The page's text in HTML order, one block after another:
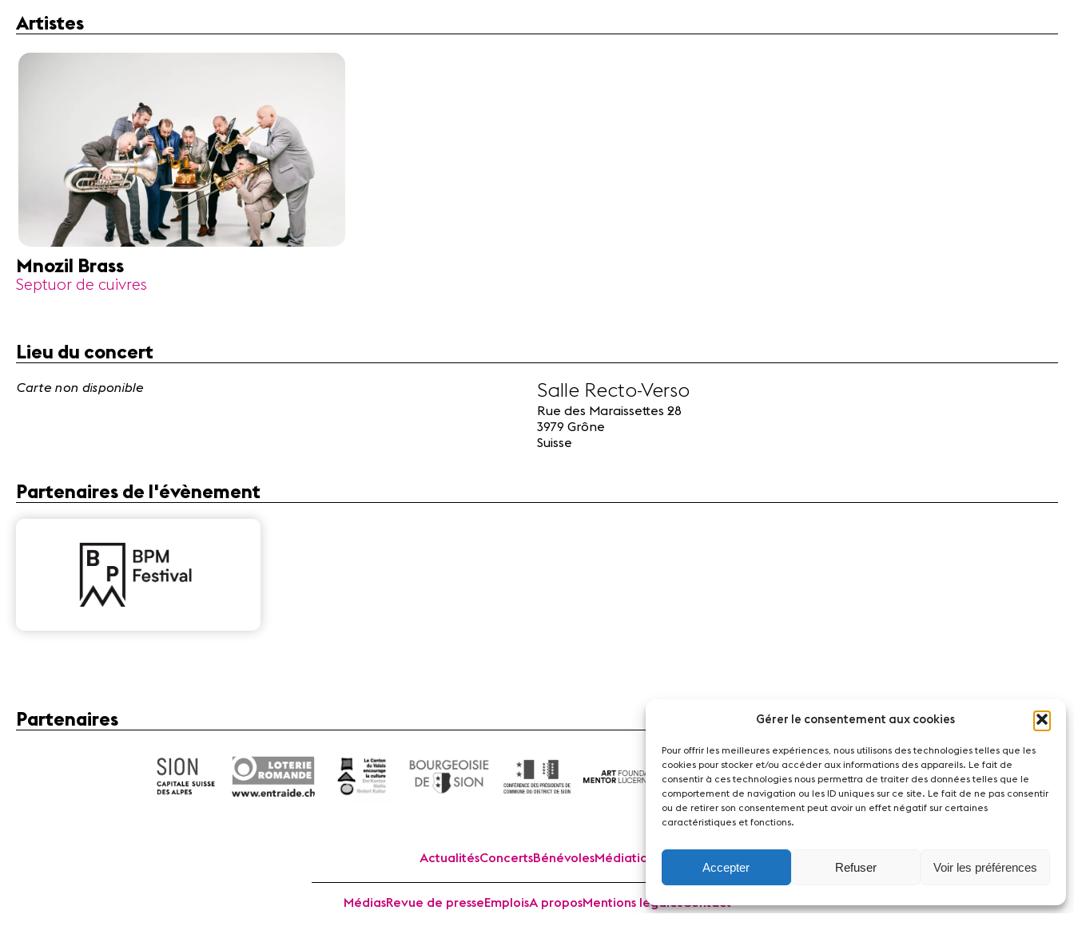
Gérer le consentement aux cookies
Pour offrir les meilleures expériences, nous utilisons des technologies telles que les
cookies pour stocker et/ou accéder aux informations des appareils. Le fait de
consentir à ces technologies nous permettra de traiter des données telles que le
comportement de navigation ou les ID uniques sur ce site. Le fait de ne pas consentir
ou de retirer son consentement peut avoir un effet négatif sur certaines
caractéristiques et fonctions.
Accepter Refuser Voir les préférences
Artistes
Mnozil Brass
Septuor de cuivres
Lieu du concert
Carte non disponible Salle Recto-Verso
Rue des Maraissettes 28
3979 Grône
Suisse
Partenaires de l'évènement
Partenaires
ActualitésConcertsBénévolesMédiation
MédiasRevue de presseEmploisA proposMentions légalesContact